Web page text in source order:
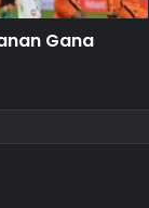
Gana